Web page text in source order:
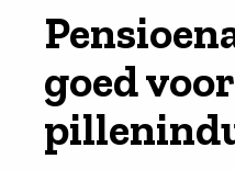
Achtergrond
goed